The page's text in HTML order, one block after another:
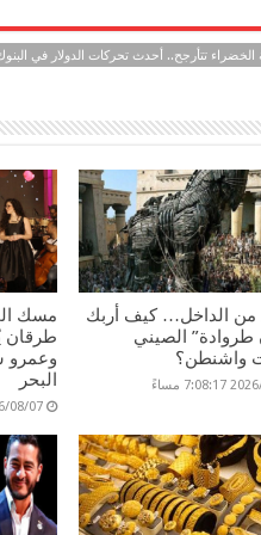
الخضراء تتأرجح.. أحدث تحركات الدولار في
من الداخل… كيف أربك
الصيني
واشنطن؟
مساءً
مسك
طرقان
وعمرو
البحر
2026/08/07